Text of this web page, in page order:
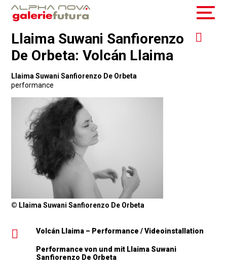
Llaima Suwani Sanfiorenzo
De Orbeta: Volcán Llaima
Llaima Suwani Sanfiorenzo De Orbeta
performance
© Llaima Suwani Sanfiorenzo De Orbeta
Volcán Llaima – Performance / Videoinstallation
Performance von und mit Llaima Suwani
Sanfiorenzo De Orbeta